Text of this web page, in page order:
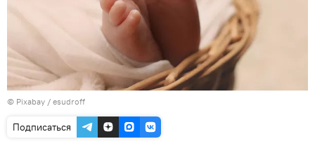
© Рixabay / esudroff
Подписаться